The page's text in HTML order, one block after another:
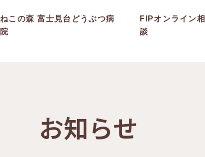
ねこの森 富士見台どうぶつ病
院
FIPオンライン相
談
お知らせ